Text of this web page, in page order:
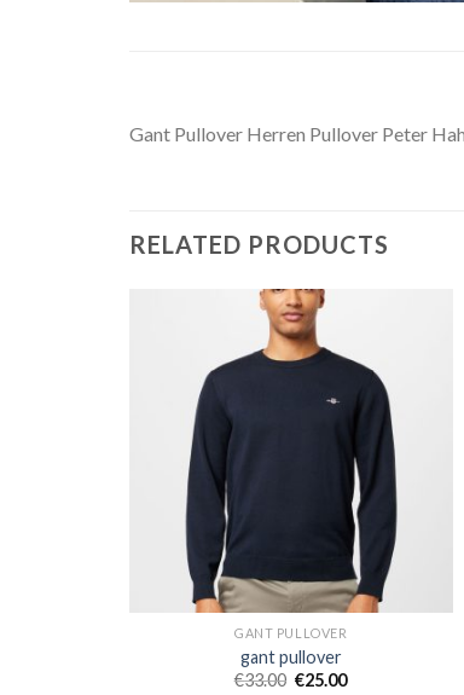
Gant Pullover Herren Pullover Peter
RELATED PRODUCTS
GANT PULLOVER
gant pullover
€33.00 €25.00